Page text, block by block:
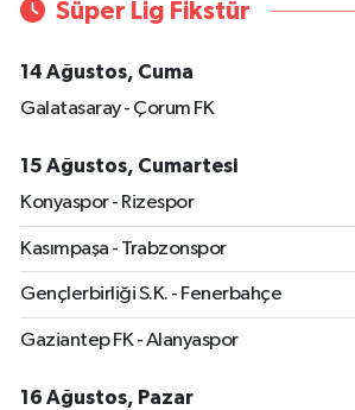
Süper Lig Fikstür
14 Ağustos, Cuma
Galatasaray - Çorum FK
15 Ağustos, Cumartesi
Konyaspor - Rizespor
Kasımpaşa - Trabzonspor
Gençlerbirliği S.K. - Fenerbahçe
Gaziantep FK - Alanyaspor
16 Ağustos, Pazar